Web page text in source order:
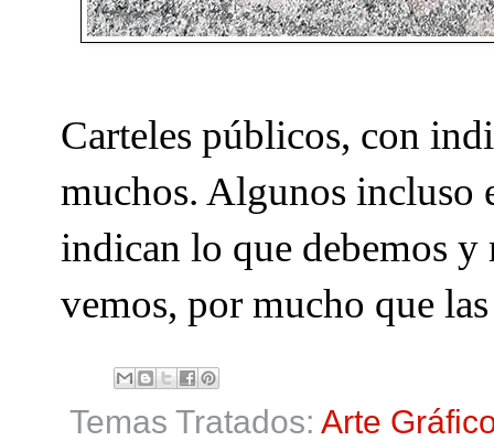
Carteles públicos, con
muchos. Algunos incluso
indican lo que debemos y
vemos, por mucho que
Temas Tratados: Arte